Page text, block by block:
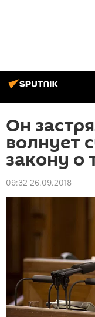
Он
волнует
закону о
09:32 26.09.2018